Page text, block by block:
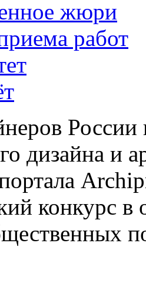
жюри
работ
России
дизайна и
конкурс в